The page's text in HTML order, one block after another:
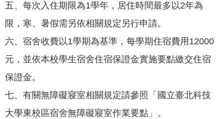
五、每次入住期限為1學年，居住時間最多以2年為
限，寒、暑假需另依相關規定另行申請。
六、宿舍收費以1學期為基準，每學期住宿費用12000
元，並依本校學生宿舍住宿保證金實施要點繳交住宿
保證金。
七、有關無障礙寢室相關規定請參照「國立臺北科技
大學東校區宿舍無障礙寢室作業要點」。